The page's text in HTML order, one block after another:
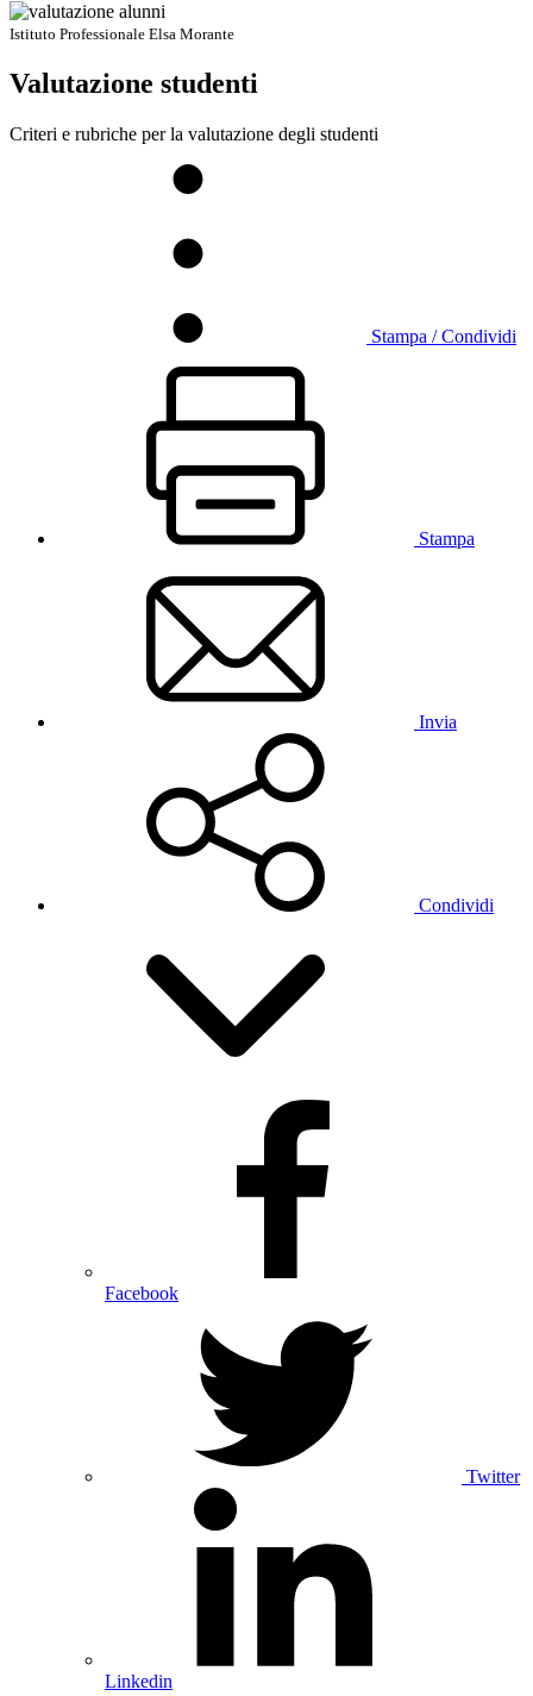
Istituto Professionale Elsa Morante
Valutazione studenti
Criteri e rubriche per la valutazione degli studenti
Stampa / Condividi
Stampa
Invia
Condividi
Facebook
Twitter
Linkedin